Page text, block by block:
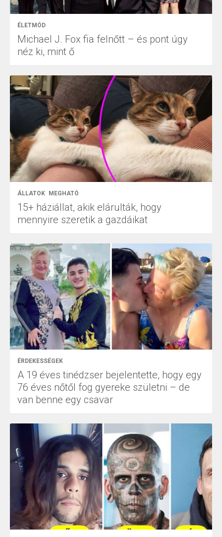
ÉLETMÓD
Michael J. Fox fia felnőtt – és pont úgy
néz ki, mint ő
ÁLLATOK MEGHATÓ
15+ háziállat, akik elárulták, hogy
mennyire szeretik a gazdáikat
ÉRDEKESSÉGEK
A 19 éves tinédzser bejelentette, hogy egy
76 éves nőtől fog gyereke születni – de
van benne egy csavar